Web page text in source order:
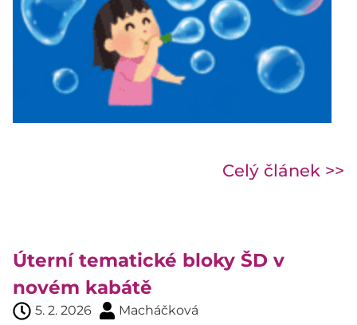
Celý článek >>
Úterní tematické bloky ŠD v
novém kabátě
5. 2. 2026 Macháčková